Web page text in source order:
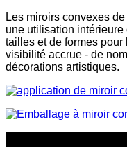
Les miroirs convexes
une utilisation
tailles et de formes
visibilité accrue - de
décorations artistiques.